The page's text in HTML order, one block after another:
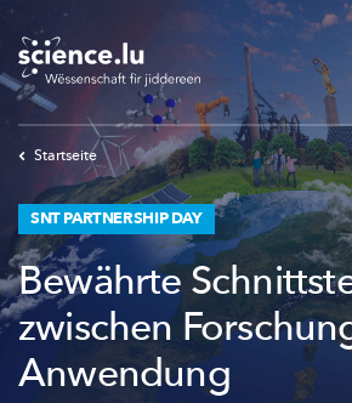
Skip
main
content
Startseite
SNT PARTNERSHIP DAY
Bewährte
zwischen
Anwendung